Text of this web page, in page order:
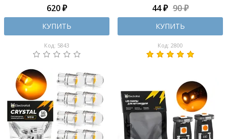
620 ₽
КУПИТЬ
Код: 5843
44 ₽ 90 ₽
КУПИТЬ
Код: 2800